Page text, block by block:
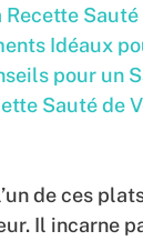
Sauté
Idéaux
pour un
Sauté de
de ces
Il incarne